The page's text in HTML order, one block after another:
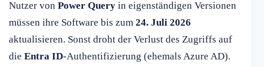
Nutzer von Power Query in eigenständigen Versionen
müssen ihre Software bis zum 24. Juli 2026
aktualisieren. Sonst droht der Verlust des Zugriffs auf
die Entra ID-Authentifizierung (ehemals Azure AD).